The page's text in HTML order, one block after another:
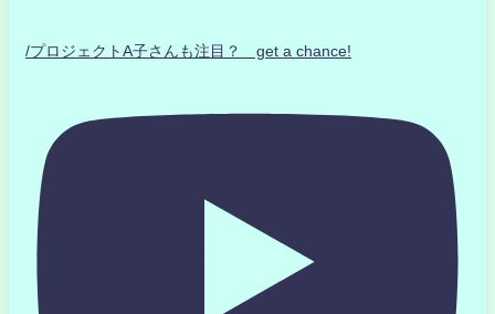
/プロジェクトA子さんも注目？ get a chance!